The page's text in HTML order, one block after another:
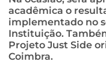
acadêmica o
implementado no
Instituição.
Projeto Just Side
Coimbra.